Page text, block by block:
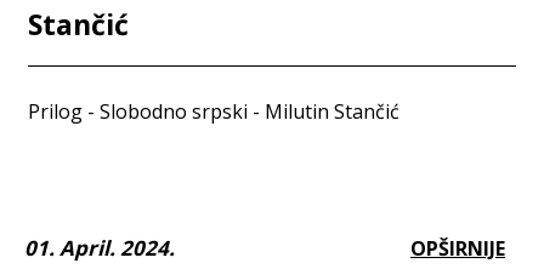
Stančić
Prilog - Slobodno srpski - Milutin Stančić
01. April. 2024. OPŠIRNIJE